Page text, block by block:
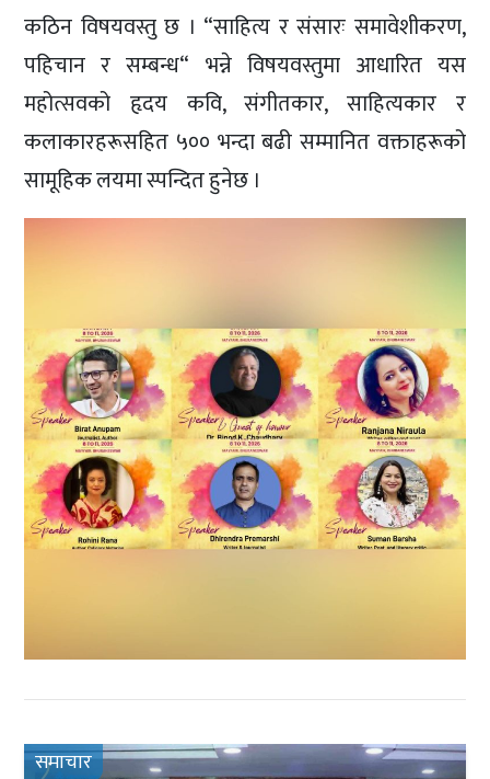
कठिन विषयवस्तु छ । “साहित्य र संसारः समावेशीकरण,
पहिचान र सम्बन्ध“ भन्ने विषयवस्तुमा आधारित यस
महोत्सवको हृदय कवि, संगीतकार, साहित्यकार र
कलाकारहरूसहित ५०० भन्दा बढी सम्मानित वक्ताहरूको
सामूहिक लयमा स्पन्दित हुनेछ ।
समाचार